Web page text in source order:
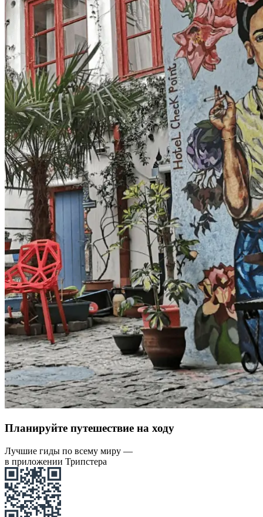
Планируйте путешествие на ходу
Лучшие гиды по всему миру —
в приложении Трипстера